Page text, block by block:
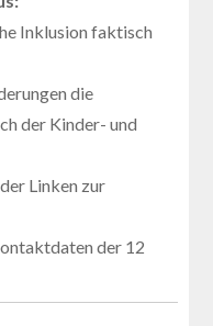
Inklusion faktisch
die
der Kinder- und
Linken zur
der 12